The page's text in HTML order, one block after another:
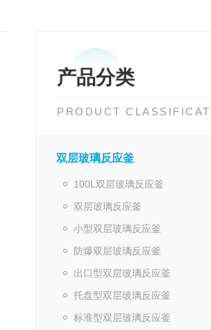
产品分类
PRODUCT
双层玻璃反应釜
100L双层玻璃反应釜
双层玻璃反应釜
小型双层玻璃反应釜
防爆双层玻璃反应釜
出口型双层玻璃反应釜
托盘型双层玻璃反应釜
标准型双层玻璃反应釜